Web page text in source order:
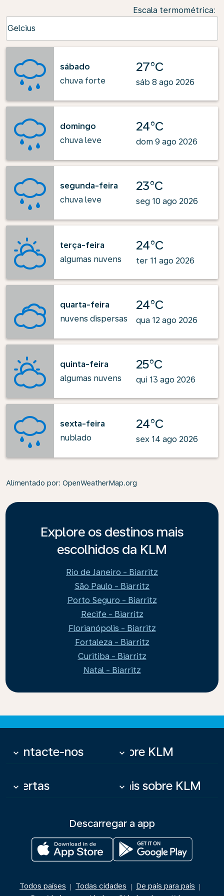
Escala termométrica:
Celcius
keyboard_arrow_down
sábado
chuva forte
27°C
sáb 8 ago 2026
domingo
chuva leve
24°C
dom 9 ago 2026
segunda-feira
chuva leve
23°C
seg 10 ago 2026
terça-feira
algumas nuvens
24°C
ter 11 ago 2026
quarta-feira
nuvens dispersas
24°C
qua 12 ago 2026
quinta-feira
algumas nuvens
25°C
qui 13 ago 2026
sexta-feira
nublado
24°C
sex 14 ago 2026
Alimentado por: OpenWeatherMap.org
Explore os destinos mais
escolhidos da KLM
Rio de Janeiro - Biarritz
São Paulo - Biarritz
Porto Seguro - Biarritz
Recife - Biarritz
Florianópolis - Biarritz
Fortaleza - Biarritz
Curitiba - Biarritz
Natal - Biarritz
Contacte-nos
keyboard_arrow_down Sobre KLM
keyboard_arrow_down
Ofertas
keyboard_arrow_down Mais sobre KLM
keyboard_arrow_down
Descarregar a app
Todos países | Todas cidades | De país para país |